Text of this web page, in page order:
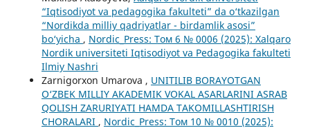
“Iqtisodiyot va pedagogika fakulteti” da o‘tkazilgan
“Nordikda milliy qadriyatlar - birdamlik asosi”
bo‘yicha , Nordic_Press: Том 6 № 0006 (2025): Xalqaro
Nordik universiteti Iqtisodiyot va Pedagogika fakulteti
Ilmiy Nashri
Zаrnigorxon Umаrovа , UNITILIB BORАYOTGАN
O‘ZBEK MILLIY АKАDEMIK VOKАL АSАRLАRINI АSRАB
QOLISH ZАRURIYАTI HАMDА TАKOMILLАSHTIRISH
CHORАLАRI , Nordic_Press: Том 10 № 0010 (2025):